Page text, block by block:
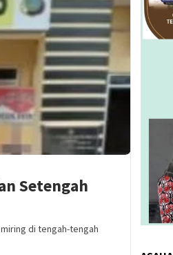
Setengah
di tengah-tengah